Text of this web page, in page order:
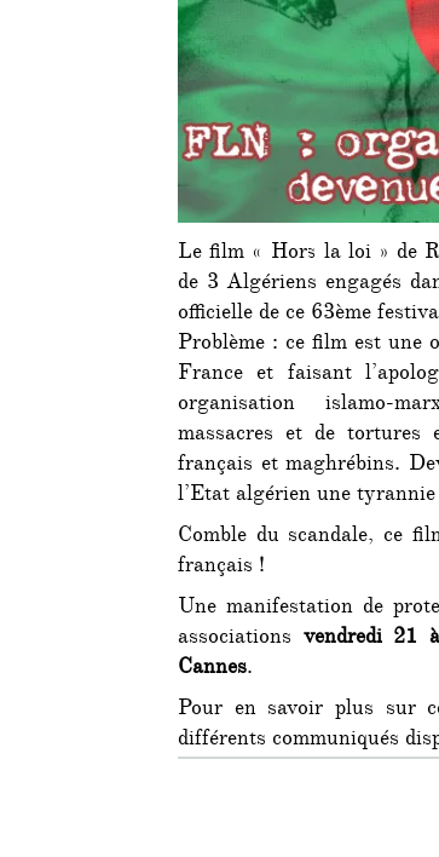
Le film « Hors la loi » de
de 3 Algériens engagés
officielle de ce 63ème
Problème : ce film est une
France et faisant
organisation islamo-
massacres et de
français et maghrébins.
l’Etat algérien une
Comble du scandale, ce
français !
Une manifestation de
associations vendredi 21
Cannes.
Pour en savoir plus sur
différents communiqués